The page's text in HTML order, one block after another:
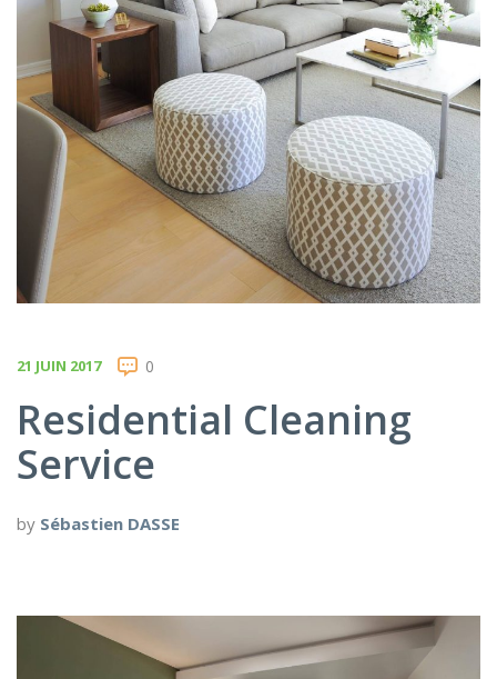
21 JUIN 2017 0
Residential Cleaning
Service
by Sébastien DASSE